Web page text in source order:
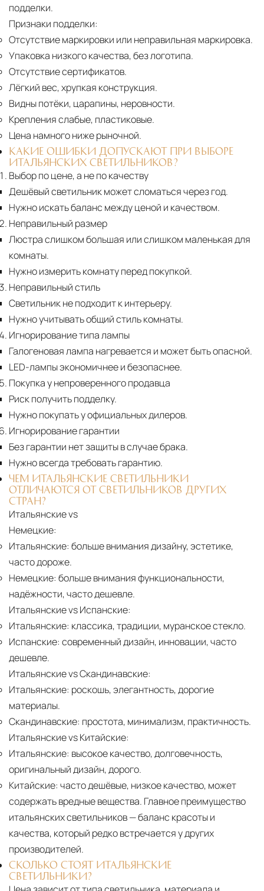
подделки.
Признаки подделки:
Отсутствие маркировки или неправильная маркировка.
Упаковка низкого качества, без логотипа.
Отсутствие сертификатов.
Лёгкий вес, хрупкая конструкция.
Видны потёки, царапины, неровности.
Крепления слабые, пластиковые.
Цена намного ниже рыночной.
КАКИЕ ОШИБКИ ДОПУСКАЮТ ПРИ ВЫБОРЕ
ИТАЛЬЯНСКИХ СВЕТИЛЬНИКОВ?
Выбор по цене, а не по качеству
Дешёвый светильник может сломаться через год.
Нужно искать баланс между ценой и качеством.
Неправильный размер
Люстра слишком большая или слишком маленькая для
комнаты.
Нужно измерить комнату перед покупкой.
Неправильный стиль
Светильник не подходит к интерьеру.
Нужно учитывать общий стиль комнаты.
Игнорирование типа лампы
Галогеновая лампа нагревается и может быть опасной.
LED-лампы экономичнее и безопаснее.
Покупка у непроверенного продавца
Риск получить подделку.
Нужно покупать у официальных дилеров.
Игнорирование гарантии
Без гарантии нет защиты в случае брака.
Нужно всегда требовать гарантию.
ЧЕМ ИТАЛЬЯНСКИЕ СВЕТИЛЬНИКИ
ОТЛИЧАЮТСЯ ОТ СВЕТИЛЬНИКОВ ДРУГИХ
СТРАН?
Итальянские vs
Немецкие:
Итальянские: больше внимания дизайну, эстетике,
часто дороже.
Немецкие: больше внимания функциональности,
надёжности, часто дешевле.
Итальянские vs Испанские:
Итальянские: классика, традиции, муранское стекло.
Испанские: современный дизайн, инновации, часто
дешевле.
Итальянские vs Скандинавские:
Итальянские: роскошь, элегантность, дорогие
материалы.
Скандинавские: простота, минимализм, практичность.
Итальянские vs Китайские:
Итальянские: высокое качество, долговечность,
оригинальный дизайн, дорого.
Китайские: часто дешёвые, низкое качество, может
содержать вредные вещества. Главное преимущество
итальянских светильников — баланс красоты и
качества, который редко встречается у других
производителей.
СКОЛЬКО СТОЯТ ИТАЛЬЯНСКИЕ
СВЕТИЛЬНИКИ?